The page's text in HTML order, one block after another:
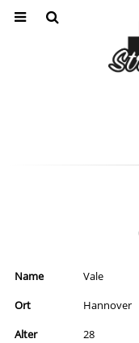
Name
Vale
Ort
Hannover
Alter
28